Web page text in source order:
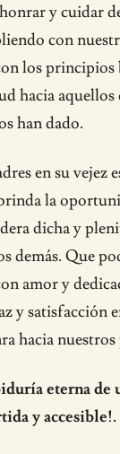
y cuidar
con
los principios
hacia aquellos
han dado.
en su vejez
la
dicha y
demás. Que
amor y
y satisfacción
hacia nuestros
eterna de
y accesible!.